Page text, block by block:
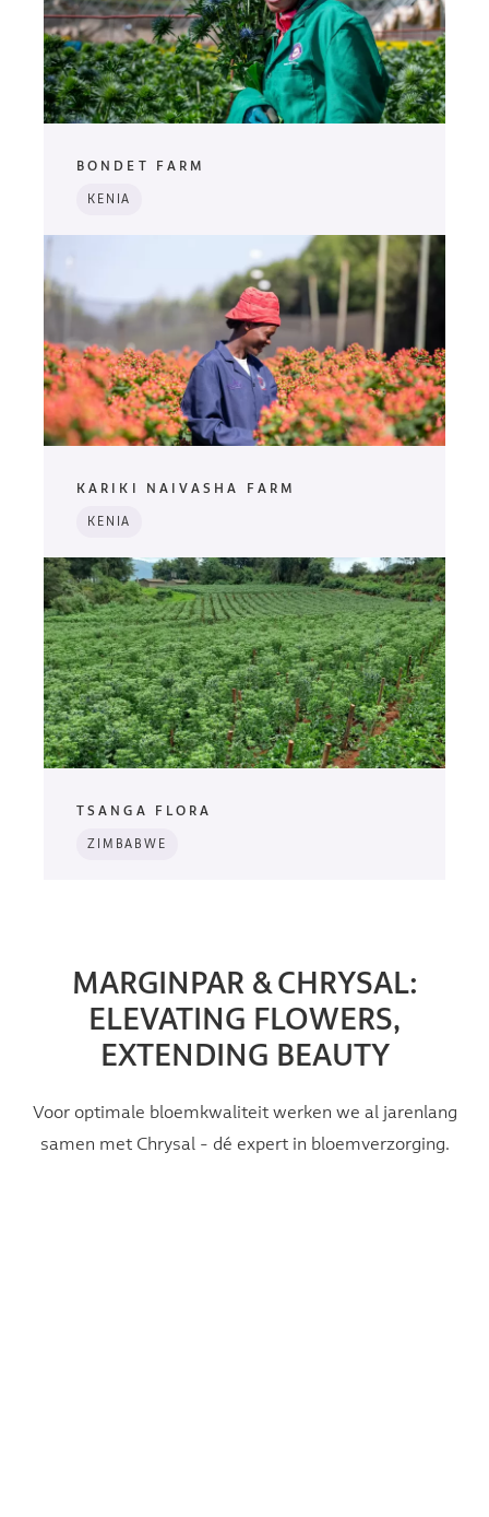
BONDET FARM
KENIA
KARIKI NAIVASHA FARM
KENIA
TSANGA FLORA
ZIMBABWE
MARGINPAR & CHRYSAL:
ELEVATING FLOWERS,
EXTENDING BEAUTY
Voor optimale bloemkwaliteit werken we al jarenlang
samen met Chrysal - dé expert in bloemverzorging.